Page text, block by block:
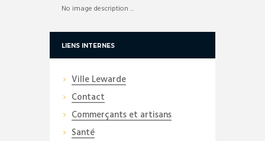
No image description ...
LIENS INTERNES
Ville Lewarde
Contact
Commerçants et artisans
Santé